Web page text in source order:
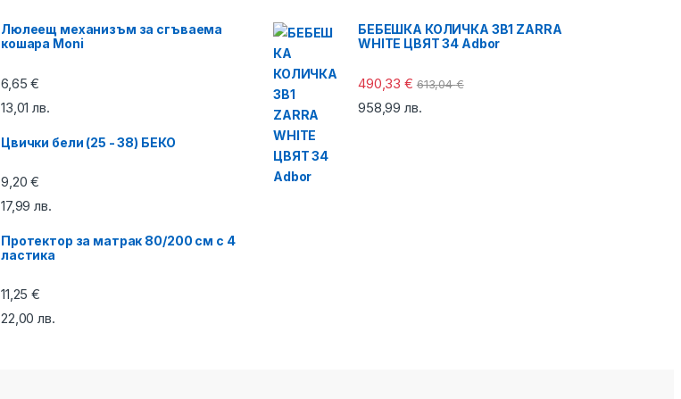
Люлеещ механизъм за сгъваема
кошара Moni
6,65€
13,01лв.
Цвички бели (25 - 38) БЕКО
9,20€
17,99лв.
Протектор за матрак 80/200 см с 4
ластика
11,25€
22,00лв.
БЕБЕШКА КОЛИЧКА 3В1 ZARRA
WHITE ЦВЯТ 34 Adbor
490,33€ 613,04€
958,99лв.